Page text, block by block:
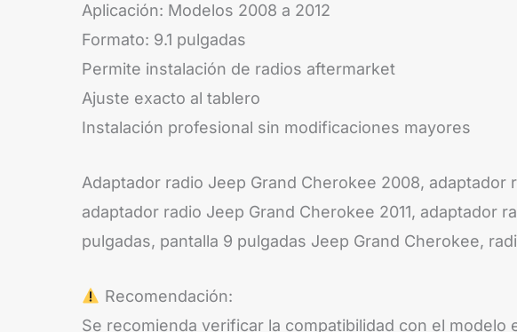
Aplicación: Modelos 2008 a 2012
Formato: 9.1 pulgadas
Permite instalación de radios aftermarket
Ajuste exacto al tablero
Instalación profesional sin modificaciones mayores
Adaptador radio Jeep Grand Cherokee 2008,
adaptador radio Jeep Grand Cherokee 2011, adaptador
pulgadas, pantalla 9 pulgadas Jeep Grand Cherokee,
Recomendación:
Se recomienda verificar la compatibilidad con el modelo